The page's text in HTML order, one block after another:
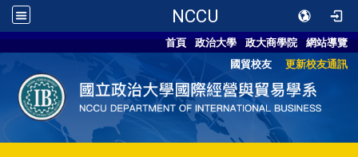
NCCU
首頁 政治大學 政大商學院
網站導覽
國貿校友
更新校友通訊